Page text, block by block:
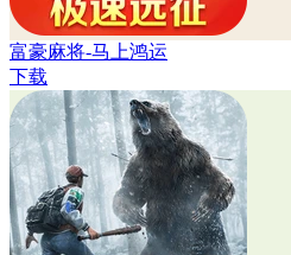
富豪麻将-马上鸿运
下载